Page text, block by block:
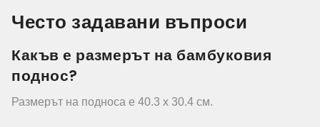
Често задавани въпроси
Какъв е размерът на бамбуковия
поднос?
Размерът на подноса е 40.3 x 30.4 см.